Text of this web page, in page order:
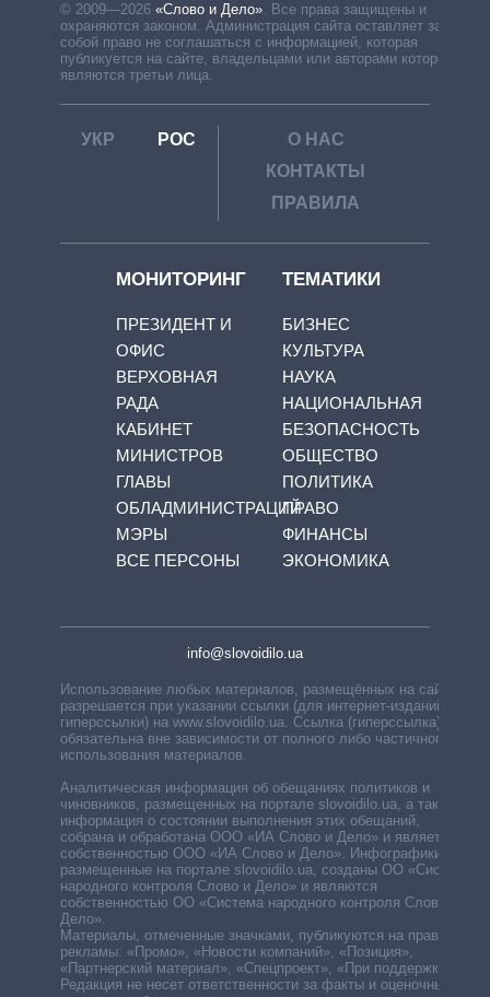
© 2009—2026 «Слово и Дело». Все права защищены и
охраняются законом. Администрация сайта оставляет за
собой право не соглашаться с информацией, которая
публикуется на сайте, владельцами или авторами которой
являются третьи лица.
УКР РОС
О НАС
КОНТАКТЫ
ПРАВИЛА
МОНИТОРИНГ
ПРЕЗИДЕНТ И
ОФИС
ВЕРХОВНАЯ
РАДА
КАБИНЕТ
МИНИСТРОВ
ГЛАВЫ
ОБЛАДМИНИСТРАЦИЙ
МЭРЫ
ВСЕ ПЕРСОНЫ
ТЕМАТИКИ
БИЗНЕС
КУЛЬТУРА
НАУКА
НАЦИОНАЛЬНАЯ
БЕЗОПАСНОСТЬ
ОБЩЕСТВО
ПОЛИТИКА
ПРАВО
ФИНАНСЫ
ЭКОНОМИКА
info@slovoidilo.ua
Использование любых материалов, размещённых на сайте,
разрешается при указании ссылки (для интернет-изданий —
гиперссылки) на www.slovoidilo.ua. Ссылка (гиперссылка)
обязательна вне зависимости от полного либо частичного
использования материалов.
Аналитическая информация об обещаниях политиков и
чиновников, размещенных на портале slovoidilo.ua, а также
информация о состоянии выполнения этих обещаний,
собрана и обработана ООО «ИА Слово и Дело» и является
собственностью ООО «ИА Слово и Дело». Инфографики,
размещенные на портале slovoidilo.ua, созданы ОО «Система
народного контроля Слово и Дело» и являются
собственностью ОО «Система народного контроля Слово и
Дело».
Материалы, отмеченные значками, публикуются на правах
рекламы: «Промо», «Новости компаний», «Позиция»,
«Партнерский материал», «Спецпроект», «При поддержке».
Редакция не несет ответственности за факты и оценочные